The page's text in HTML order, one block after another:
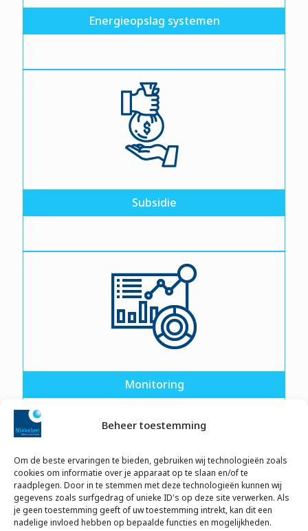
Beheer toestemming
Om de beste ervaringen te bieden, gebruiken wij technologieën zoals
cookies om informatie over je apparaat op te slaan en/of te
raadplegen. Door in te stemmen met deze technologieën kunnen wij
gegevens zoals surfgedrag of unieke ID's op deze site verwerken. Als
je geen toestemming geeft of uw toestemming intrekt, kan dit een
nadelige invloed hebben op bepaalde functies en mogelijkheden.
Energieopslag systemen
Subsidie
Monitoring